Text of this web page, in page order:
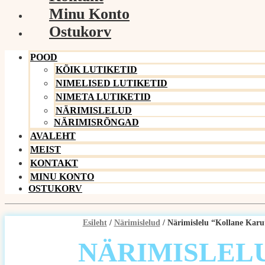
Minu Konto
Ostukorv
POOD
KÕIK LUTIKETID
NIMELISED LUTIKETID
NIMETA LUTIKETID
NÄRIMISLELUD
NÄRIMISRÕNGAD
AVALEHT
MEIST
KONTAKT
MINU KONTO
OSTUKORV
Esileht/ Närimislelud/ Närimislelu “Kollane